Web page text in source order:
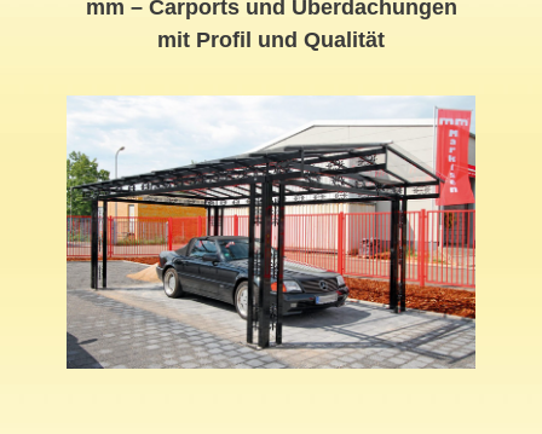
mm – Carports und Überdachungen
mit Profil und Qualität